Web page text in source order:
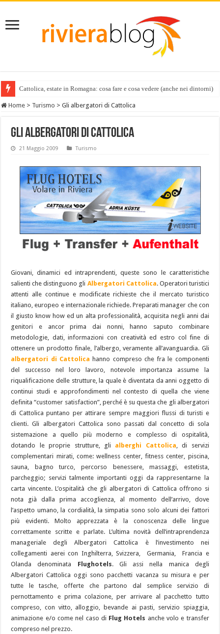
Cattolica, estate in Romagna: cosa fare e cosa vedere (anche nei dintorni)
Home > Turismo > Gli albergatori di Cattolica
Gli albergatori di Cattolica
21 Maggio 2009 Turismo
Giovani, dinamici ed intraprendenti, queste sono le caratteristiche
salienti che distinguono gli Albergatori Cattolica. Operatori turistici
attenti alle continue e modificate richieste che il mercato turistico
italiano, europeo e internazionale richiede. Preparati manager che con
il giusto know how ed un alta professionalità, acquisita negli anni dai
genitori e ancor prima dai nonni, hanno saputo combinare
metodologie, dati, informazioni con creatività ed estro col fine di
ottenere un prodotto finale, l’albergo, veramente all’avanguardia. Gli
albergatori di Cattolica hanno compreso che fra le componenti
del successo nel loro lavoro, notevole importanza assume la
riqualificazione delle strutture, la quale è diventata da anni oggetto di
continui studi e approfondimenti nel contesto di quella che viene
definita “customer satisfaction”, perché è su questa che gli albergatori
di Cattolica puntano per attirare sempre maggiori flussi di turisti e
clienti. Gli albergatori Cattolica sono passati dal concetto di sola
sistemazione a quello più moderno e complesso di ospitalità,
dotando le proprie strutture, gli alberghi Cattolica, di servizi
complementari mirati, come: wellness center, fitness center, piscina,
sauna, bagno turco, percorso benessere, massaggi, estetista,
parcheggio; servizi talmente importanti oggi da rappresentarne la
carta vincente. L’ospitalità che gli albergatori di Cattolica offrono si
nota già dalla prima accoglienza, al momento dell’arrivo, dove
l’aspetto umano, la cordialità, la simpatia sono solo alcuni dei fattori
più evidenti. Molto apprezzata è la conoscenza delle lingue
correttamente scritte e parlate. L’ultima novità dell’intraprendenza
manageriale degli Albergatori Cattolica è l’investimento nei
collegamenti aerei con Inghilterra, Svizzera, Germania, Francia e
Olanda denominata Flughotels. Gli assi nella manica degli
Albergatori Cattolica oggi sono pacchetti vacanza su misura e per
tutte le tasche, offerte che partono dal semplice servizio di
pernottamento e prima colazione, per arrivare al pacchetto tutto
compreso, con vitto, alloggio, bevande ai pasti, servizio spiaggia,
animazione e/o come nel caso di Flug Hotels anche volo e transfer
compreso nel prezzo.